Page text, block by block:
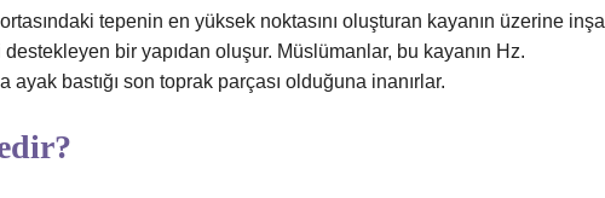
tepenin en yüksek noktasını oluşturan kayanın üzerine inşa
bir yapıdan oluşur. Müslümanlar, bu kayanın Hz.
ayak bastığı son toprak parçası olduğuna inanırlar.